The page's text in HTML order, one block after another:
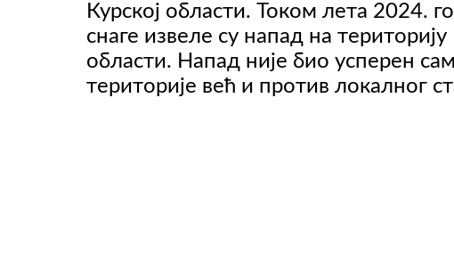
Курској области. Током лета 2024.
снаге извеле су напад на
области. Напад није био усперен
територије већ и против локалног
ВИДЕО